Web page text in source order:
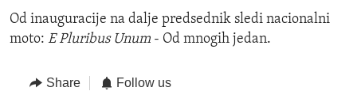
Od inauguracije na dalje predsednik sledi nacionalni
moto: E Pluribus Unum - Od mnogih jedan.
Share Follow us